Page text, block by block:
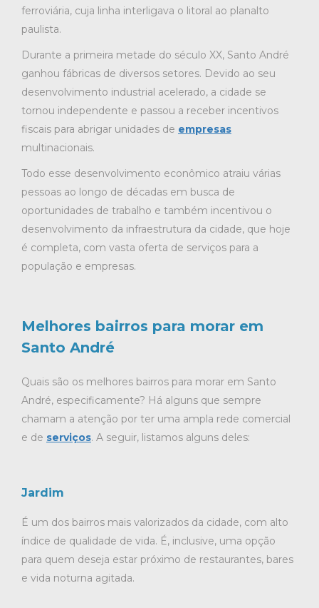
ferroviária, cuja linha interligava o litoral ao planalto
paulista.
Durante a primeira metade do século XX, Santo André
ganhou fábricas de diversos setores. Devido ao seu
desenvolvimento industrial acelerado, a cidade se
tornou independente e passou a receber incentivos
fiscais para abrigar unidades de empresas
multinacionais.
Todo esse desenvolvimento econômico atraiu várias
pessoas ao longo de décadas em busca de
oportunidades de trabalho e também incentivou o
desenvolvimento da infraestrutura da cidade, que hoje
é completa, com vasta oferta de serviços para a
população e empresas.
Melhores bairros para morar em
Santo André
Quais são os melhores bairros para morar em Santo
André, especificamente? Há alguns que sempre
chamam a atenção por ter uma ampla rede comercial
e de serviços. A seguir, listamos alguns deles:
Jardim
É um dos bairros mais valorizados da cidade, com alto
índice de qualidade de vida. É, inclusive, uma opção
para quem deseja estar próximo de restaurantes, bares
e vida noturna agitada.